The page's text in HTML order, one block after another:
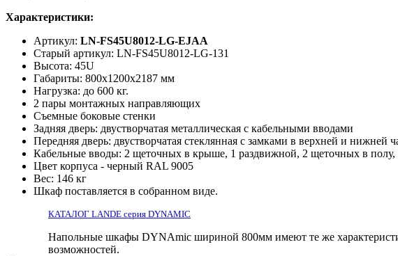
Характеристики:
Артикул: LN-FS45U8012-LG-EJAA
Старый артикул: LN-FS45U8012-LG-131
Высота: 45U
Габариты: 800х1200x2187 мм
Нагрузка: до 600 кг.
2 пары монтажных направляющих
Съемные боковые стенки
Задняя дверь: двустворчатая металлическая с кабельными вводами
Передняя дверь: двустворчатая стеклянная с замками в верхней и нижней
Кабельные вводы: 2 щеточных в крыше, 1 раздвижной, 2 щеточных в полу,
Цвет корпуса - черный RAL 9005
Вес: 146 кг
Шкаф поставляется в собранном виде.
КАТАЛОГ LANDE серия DYNAMIC
Напольные шкафы DYNAmic шириной 800мм имеют те же
возможностей.